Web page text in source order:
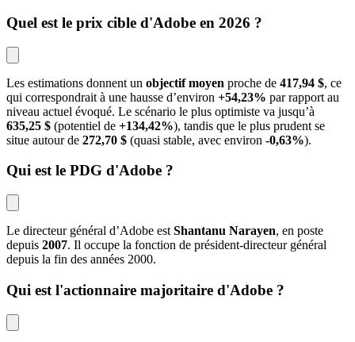
Quel est le prix cible d'Adobe en 2026 ?
Les estimations donnent un objectif moyen proche de 417,94 $, ce
qui correspondrait à une hausse d’environ +54,23% par rapport au
635,25 $ (potentiel de +134,42%), tandis que le plus prudent se
situe autour de 272,70 $ (quasi stable, avec environ -0,63%).
Qui est le PDG d'Adobe ?
Le directeur général d’Adobe est Shantanu Narayen, en poste
depuis 2007. Il occupe la fonction de président-directeur général
depuis la fin des années 2000.
Qui est l'actionnaire majoritaire d'Adobe ?